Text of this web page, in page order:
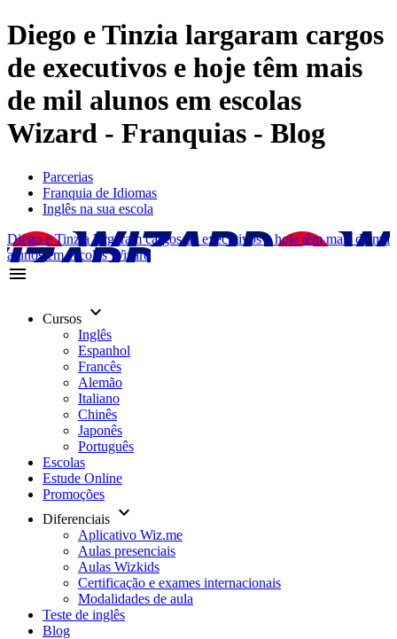
Diego e Tinzia largaram cargos
de executivos e hoje têm mais
de mil alunos em escolas
Wizard - Franquias - Blog
Parcerias
Franquia de Idiomas
Inglês na sua escola
Diego e Tinzia largaram cargos de executivos e hoje têm mais de mil
alunos em escolas Wizard
menu
Cursos keyboard_arrow_down
Inglês
Espanhol
Francês
Alemão
Italiano
Chinês
Japonês
Português
Escolas
Estude Online
Promoções
Diferenciais keyboard_arrow_down
Aplicativo Wiz.me
Aulas presenciais
Aulas Wizkids
Certificação e exames internacionais
Modalidades de aula
Teste de inglês
Blog